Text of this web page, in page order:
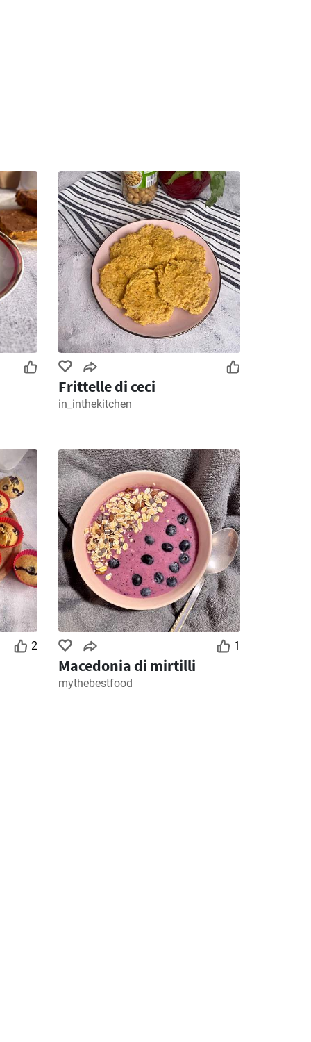
Frittelle di ceci
in_inthekitchen
2 1
Macedonia di mirtilli
mythebestfood